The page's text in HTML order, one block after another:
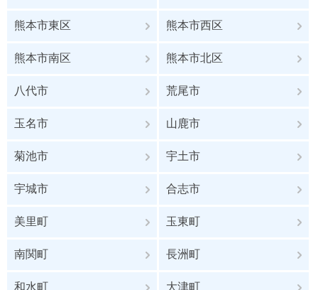
熊本市東区 熊本市西区
熊本市南区 熊本市北区
八代市 荒尾市
玉名市 山鹿市
菊池市 宇土市
宇城市 合志市
美里町 玉東町
南関町 長洲町
和水町 大津町